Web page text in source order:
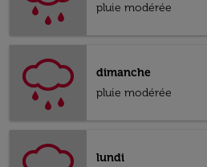
pluie modérée
dimanche
pluie modérée
lundi